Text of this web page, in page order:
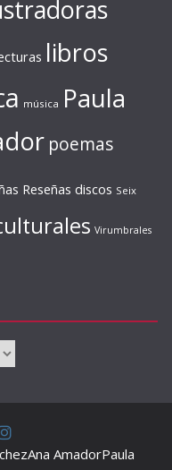
libros
música Paula
poemas
Reseñas discos Seix
Virumbrales
Ana AmadorPaula